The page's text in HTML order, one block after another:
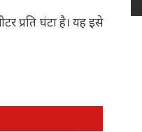
प्रति घंटा है। यह इसे